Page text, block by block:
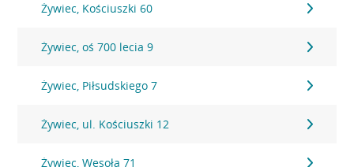
Żywiec, Kościuszki 60
Żywiec, oś 700 lecia 9
Żywiec, Piłsudskiego 7
Żywiec, ul. Kościuszki 12
Żywiec, Wesoła 71